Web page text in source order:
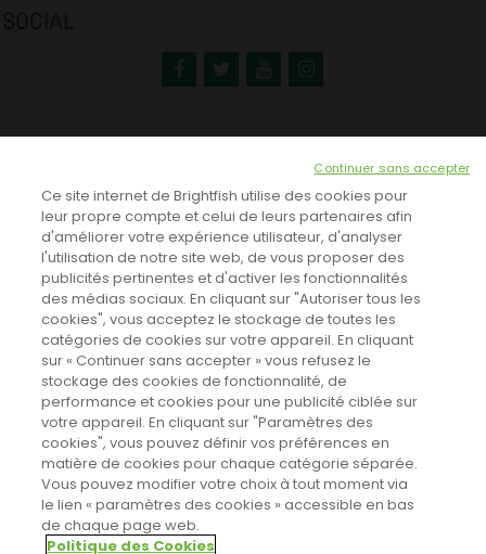
TOUTES LES NEWS
CINEVOX SUR FACEBOOK
Designed byPoids Plume
Sahifa ThemeLicense is not validated, Go to the theme options
Ce site internet de Brightfish utilise des cookies pour
leur propre compte et celui de leurs partenaires afin
d'améliorer votre expérience utilisateur, d'analyser
l'utilisation de notre site web, de vous proposer des
publicités pertinentes et d'activer les fonctionnalités
des médias sociaux. En cliquant sur "Autoriser tous les
cookies", vous acceptez le stockage de toutes les
catégories de cookies sur votre appareil. En cliquant
sur « Continuer sans accepter » vous refusez le
stockage des cookies de fonctionnalité, de
performance et cookies pour une publicité ciblée sur
votre appareil. En cliquant sur "Paramètres des
cookies", vous pouvez définir vos préférences en
matière de cookies pour chaque catégorie séparée.
Vous pouvez modifier votre choix à tout moment via
le lien « paramètres des cookies » accessible en bas
de chaque page web.
Politique des Cookies
Continuer sans accepter